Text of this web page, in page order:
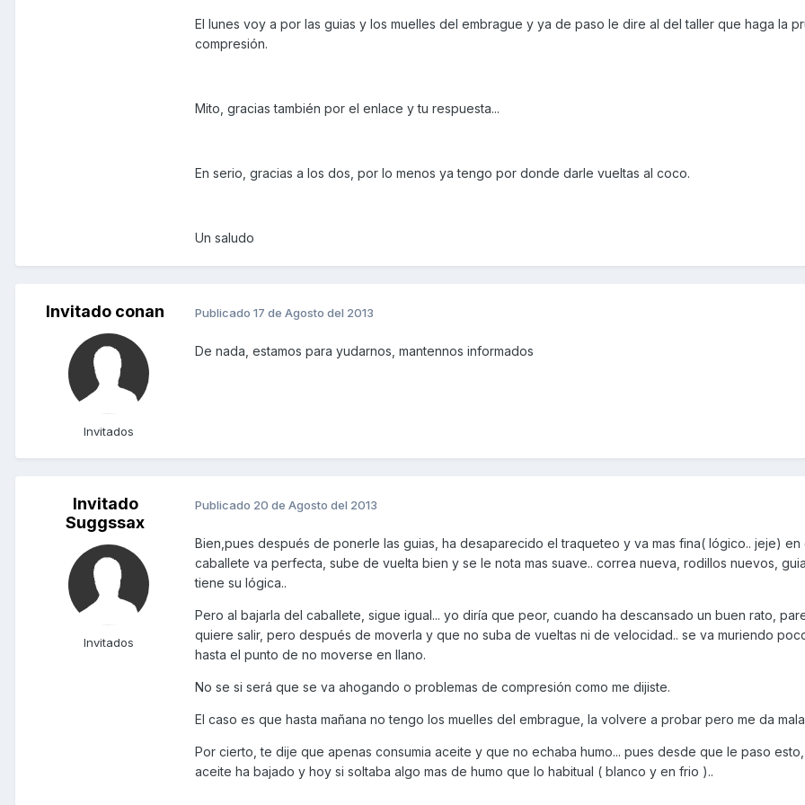
El lunes voy a por las guias y los muelles del embrague y ya de paso le dire al del taller que haga la
compresión.
Mito, gracias también por el enlace y tu respuesta...
En serio, gracias a los dos, por lo menos ya tengo por donde darle vueltas al coco.
Un saludo
Invitado conan
Invitados
Publicado 17 de Agosto del 2013
De nada, estamos para yudarnos, mantennos informados
Invitado
Suggssax
Invitados
Publicado 20 de Agosto del 2013
Bien,pues después de ponerle las guias, ha desaparecido el traqueteo y va mas fina( lógico.. jeje) en
caballete va perfecta, sube de vuelta bien y se le nota mas suave.. correa nueva, rodillos nuevos,
tiene su lógica..
Pero al bajarla del caballete, sigue igual... yo diría que peor, cuando ha descansado un buen rato,
quiere salir, pero después de moverla y que no suba de vueltas ni de velocidad.. se va muriendo
hasta el punto de no moverse en llano.
No se si será que se va ahogando o problemas de compresión como me dijiste.
El caso es que hasta mañana no tengo los muelles del embrague, la volvere a probar pero me da mala
Por cierto, te dije que apenas consumia aceite y que no echaba humo... pues desde que le paso
aceite ha bajado y hoy si soltaba algo mas de humo que lo habitual ( blanco y en frio )..